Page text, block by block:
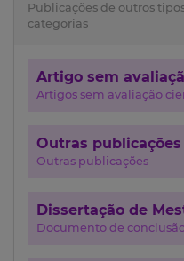
Publicações de outros
categorias
Artigo sem
Artigos sem avaliação
Outras publicações
Outras publicações
Dissertação de
Documento de